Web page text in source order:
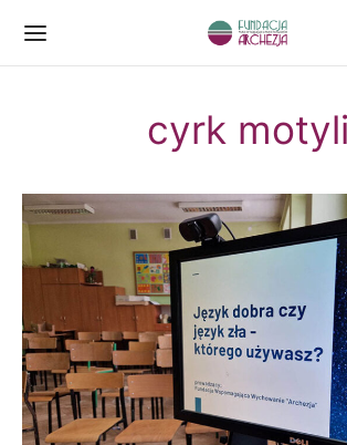
cyrk motyli